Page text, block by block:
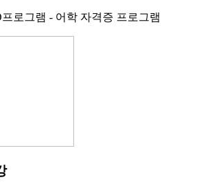
로그램 - 어학 자격증 프로그램